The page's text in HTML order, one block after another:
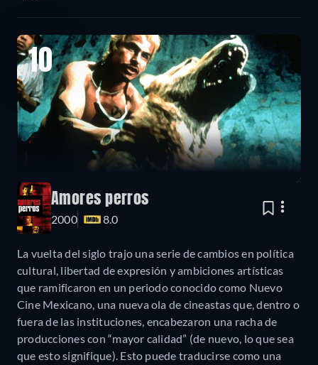
10
Amores perros
2000 8.0
La vuelta del siglo trajo una serie de cambios en política
cultural, libertad de expresión y ambiciones artísticas
que ramificaron en un periodo conocido como Nuevo
Cine Mexicano, una nueva ola de cineastas que, dentro o
fuera de las instituciones, encabezaron una racha de
producciones con “mayor calidad” (de nuevo, lo que sea
que esto signifique). Esto puede traducirse como una